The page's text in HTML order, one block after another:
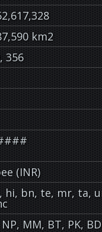
km2
356
(INR)
hi, bn, te, mr, ta,
MM, BT, PK, BD